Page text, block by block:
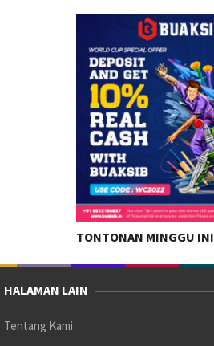
TONTONAN MINGGU INI
HALAMAN LAIN
Tentang Kami